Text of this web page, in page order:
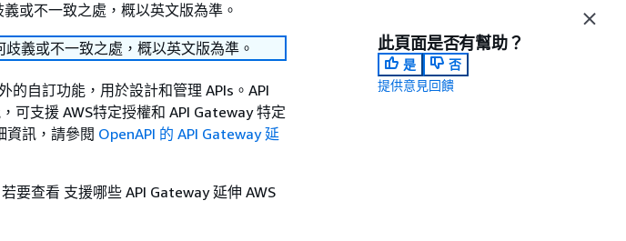
或不一致之處，概以英文版為準。
義或不一致之處，概以英文版為準。
的自訂功能，用於設計和管理 APIs。API
可支援 AWS特定授權和 API Gateway 特定
資訊，請參閱 OpenAPI 的 API Gateway 延
要查看 支援哪些 API Gateway 延伸 AWS
此頁面是否有幫助？
是
否
提供意見回饋